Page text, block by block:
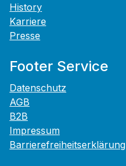
History
Karriere
Presse
Footer Service
Datenschutz
AGB
B2B
Impressum
Barrierefreiheitserklärung